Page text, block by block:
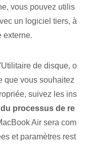
vous pouvez utilis
un logiciel tiers, à
externe.
de disque, o
que vous souhaitez
suivez les ins
processus de re
Air sera com
et paramètres rest